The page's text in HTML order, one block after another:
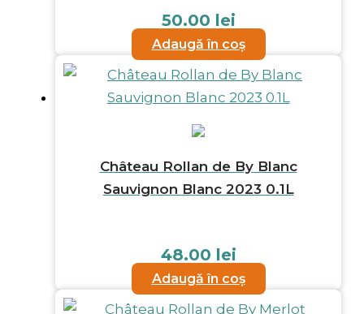
50.00 lei
Adaugă în coș
Château Rollan de By Blanc
Sauvignon Blanc 2023 0.1L
48.00 lei
Adaugă în coș